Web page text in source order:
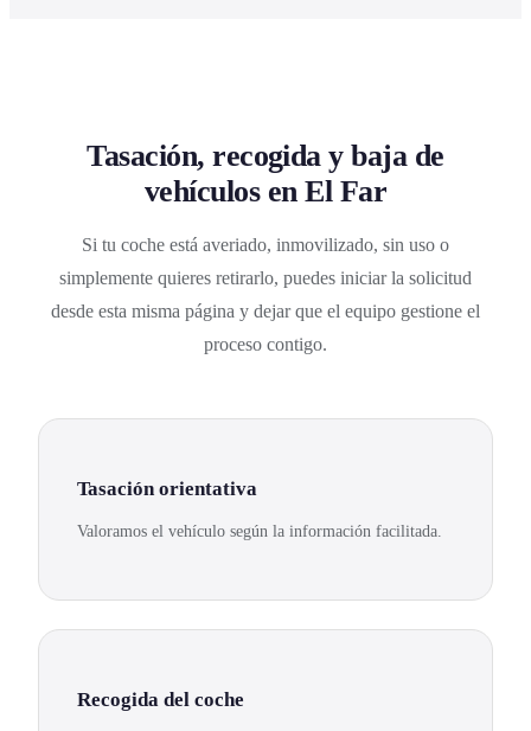
Tasación, recogida y baja de
vehículos en El Far
Si tu coche está averiado, inmovilizado, sin uso o
simplemente quieres retirarlo, puedes iniciar la solicitud
desde esta misma página y dejar que el equipo gestione el
proceso contigo.
Tasación orientativa
Valoramos el vehículo según la información facilitada.
Recogida del coche